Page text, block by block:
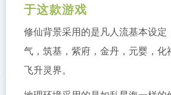
于这款游戏
修仙背景采用的是凡人流基本设定
气，筑基，紫府，金丹，元婴，化
飞升灵界。